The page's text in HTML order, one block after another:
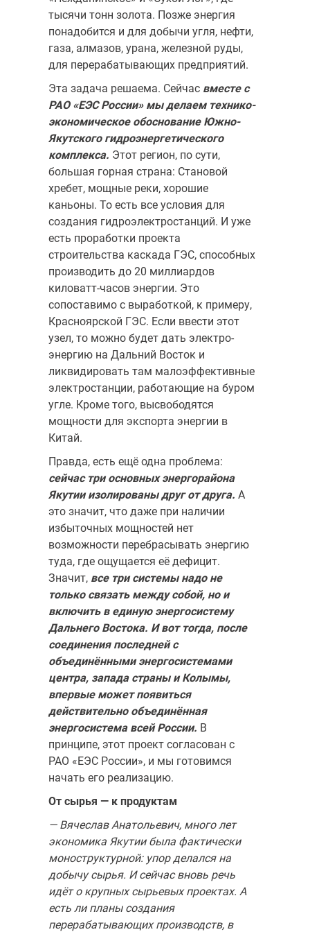
тысячи тонн золота. Позже энергия
понадобится и для добычи угля, нефти,
газа, алмазов, урана, железной руды,
для перерабатывающих предприятий.
Эта задача решаема. Сейчас вместе с
РАО «ЕЭС России» мы делаем технико-
экономическое обоснование Южно-
Якутского гидроэнер­гетического
комплекса. Этот регион, по сути,
большая горная страна: Становой
хребет, мощные реки, хорошие
каньоны. То есть все условия для
создания гидроэлектростанций. И уже
есть проработки проекта
строительства каскада ГЭС, способных
производить до 20 миллиардов
киловатт-часов энергии. Это
сопоставимо с выработкой, к примеру,
Красноярской ГЭС. Если ввести этот
узел, то можно будет дать электро­
энергию на Дальний Восток и
ликвидировать там малоэффективные
электростанции, работающие на буром
угле. Кроме того, высвободятся
мощности для экспорта энергии в
Китай.
Правда, есть ещё одна проблема:
сейчас три основных энергорайо­на
Якутии изолированы друг от друга. А
это значит, что даже при на­личии
избыточных мощностей нет
возможности перебрасывать энер­гию
туда, где ощущается её дефицит.
Значит, все три системы надо не
только связать между собой, но и
включить в единую энергоси­стему
Дальнего Востока. И вот тогда, после
соединения послед­ней с
объединёнными энергосистемами
центра, запада страны и Колымы,
впервые может появиться
действительно объединённая
энергосистема всей России. В
принципе, этот проект согласован с
РАО «ЕЭС России», и мы готовимся
начать его реализацию.
От сырья — к продуктам
— Вячеслав Анатольевич, много лет
экономика Якутии была факти­чески
моноструктурной: упор делался на
добычу сырья. И сейчас вновь речь
идёт о крупных сырьевых проектах. А
есть ли планы создания
перерабатывающих производств, в